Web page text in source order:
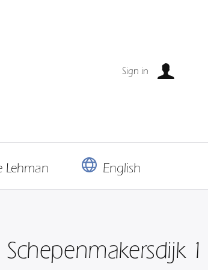
Sign in
Lehman English
1